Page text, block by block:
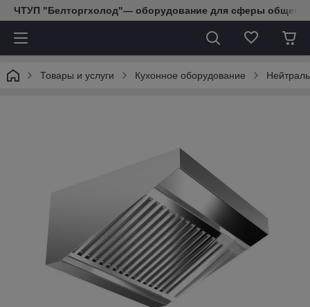
ЧТУП "Белторгхолод"— оборудование для сферы
Товары и услуги Кухонное оборудование